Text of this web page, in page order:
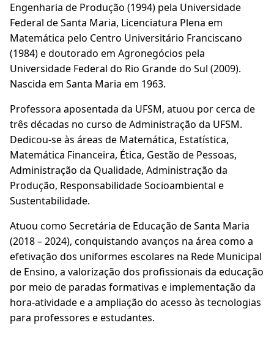
Engenharia de Produção (1994) pela Universidade
Federal de Santa Maria, Licenciatura Plena em
Matemática pelo Centro Universitário Franciscano
(1984) e doutorado em Agronegócios pela
Universidade Federal do Rio Grande do Sul (2009).
Nascida em Santa Maria em 1963.
Professora aposentada da UFSM, atuou por cerca de
três décadas no curso de Administração da UFSM.
Dedicou-se às áreas de Matemática, Estatística,
Matemática Financeira, Ética, Gestão de Pessoas,
Administração da Qualidade, Administração da
Produção, Responsabilidade Socioambiental e
Sustentabilidade.
Atuou como Secretária de Educação de Santa Maria
(2018 – 2024), conquistando avanços na área como a
efetivação dos uniformes escolares na Rede Municipal
de Ensino, a valorização dos profissionais da educação
por meio de paradas formativas e implementação da
hora-atividade e a ampliação do acesso às tecnologias
para professores e estudantes.